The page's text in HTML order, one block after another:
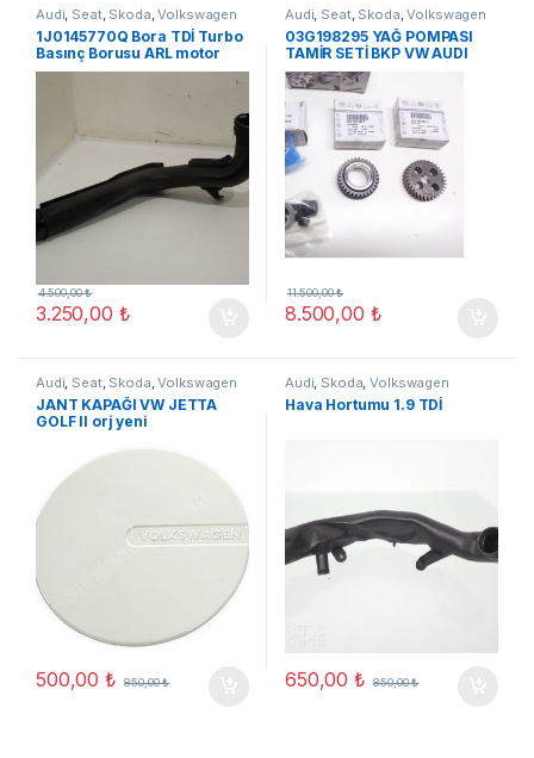
Audi, Seat, Skoda,Volkswagen
1J0145770Q Bora TDİ Turbo
Basınç Borusu ARL motor
3.250,00 ₺
4.500,00₺
Audi, Seat, Skoda,Volkswagen
03G198295 YAĞ POMPASI
TAMİR SETİ BKP VW AUDI
SKODA X00 OEM YENİ
8.500,00 ₺
11.500,00₺
Audi, Seat, Skoda,Volkswagen
JANT KAPAĞI VW JETTA
GOLF II orj yeni
500,00₺ 850,00₺
Audi, Skoda,Volkswagen
Hava Hortumu 1.9 TDİ
650,00₺ 850,00₺